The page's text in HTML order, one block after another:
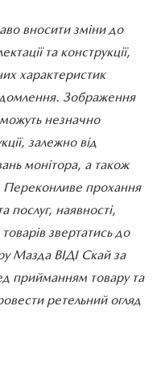
вносити зміни до
та конструкції,
характеристик
Зображення
незначно
залежно від
монітора, а також
Переконливе прохання
послуг, наявності,
звертатись до
Мазда ВІДІ Скай за
прийманням товару та
ретельний огляд